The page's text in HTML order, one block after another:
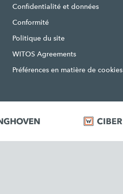
Confidentialité et données
Conformité
Politique du site
WITOS Agreements
Préférences en matière de cookies